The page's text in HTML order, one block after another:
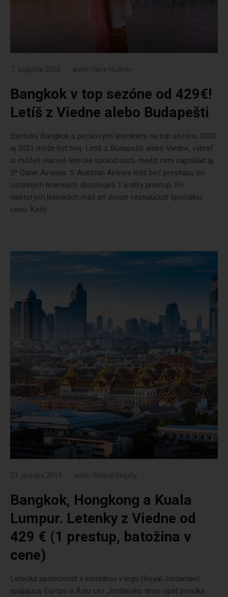
7. augusta 2020 autor Hana Hudson
Bangkok v top sezóne od 429€!
Letíš z Viedne alebo Budapešti
Exotický Bangkok s peckovými letenkami na top sezónu 2020
aj 2021 môže byť tvoj. Letíš z Budapešti alebo Viedne, vybrať
si môžeš viaceré letecké spoločnosti, medzi nimi napríklad aj
5* Qatar Airways. S Austrian Airlines letíš bez prestupu, pri
ostatných letenkách absolvuješ 1 krátky prestup. Pri
niektorých letenkách máš pri dvoch cestujúcich špeciálnu
cenu. Kedy...
21. januára 2019 autor Roland Regely
Bangkok, Hongkong a Kuala
Lumpur. Letenky z Viedne od
429 € (1 prestup, batožina v
cene)
Letecká spoločnosť s korunkou v logu (Royal Jordanian)
spájajúca Európu a Áziu cez Jordánsko dnes opäť ponúka